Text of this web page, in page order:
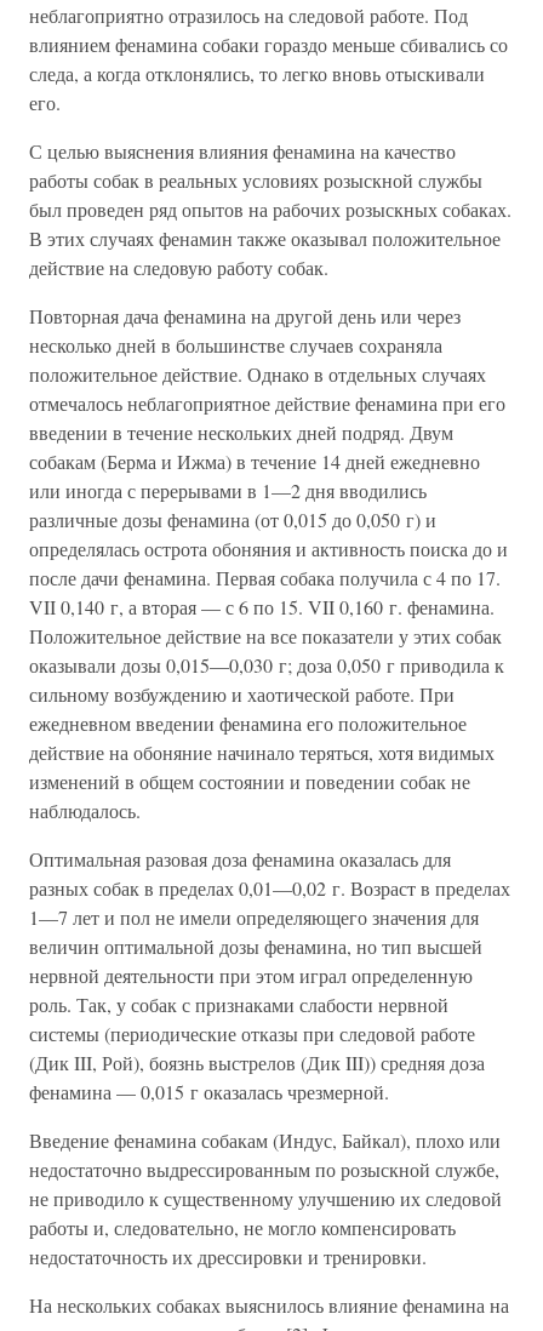
неблагоприятно отразилось на следовой работе. Под
влиянием фенамина собаки гораздо меньше сбивались со
следа, а когда отклонялись, то легко вновь отыскивали
его.
С целью выяснения влияния фенамина на качество
работы собак в реальных условиях розыскной службы
был проведен ряд опытов на рабочих розыскных собаках.
В этих случаях фенамин также оказывал положительное
действие на следовую работу собак.
Повторная дача фенамина на другой день или через
несколько дней в большинстве случаев сохраняла
положительное действие. Однако в отдельных случаях
отмечалось неблагоприятное действие фенамина при его
введении в течение нескольких дней подряд. Двум
собакам (Берма и Ижма) в течение 14 дней ежедневно
или иногда с перерывами в 1—2 дня вводились
различные дозы фенамина (от 0,015 до 0,050 г) и
определялась острота обоняния и активность поиска до и
после дачи фенамина. Первая собака получила с 4 по 17.
VII 0,140 г, а вторая — с 6 по 15. VII 0,160 г. фенамина.
Положительное действие на все показатели у этих собак
оказывали дозы 0,015—0,030 г; доза 0,050 г приводила к
сильному возбуждению и хаотической работе. При
ежедневном введении фенамина его положительное
действие на обоняние начинало теряться, хотя видимых
изменений в общем состоянии и поведении собак не
наблюдалось.
Оптимальная разовая доза фенамина оказалась для
разных собак в пределах 0,01—0,02 г. Возраст в пределах
1—7 лет и пол не имели определяющего значения для
величин оптимальной дозы фенамина, но тип высшей
нервной деятельности при этом играл определенную
роль. Так, у собак с признаками слабости нервной
системы (периодические отказы при следовой работе
(Дик III, Рой), боязнь выстрелов (Дик III)) средняя доза
фенамина — 0,015 г оказалась чрезмерной.
Введение фенамина собакам (Индус, Байкал), плохо или
недостаточно выдрессированным по розыскной службе,
не приводило к существенному улучшению их следовой
работы и, следовательно, не могло компенсировать
недостаточность их дрессировки и тренировки.
На нескольких собаках выяснилось влияние фенамина на